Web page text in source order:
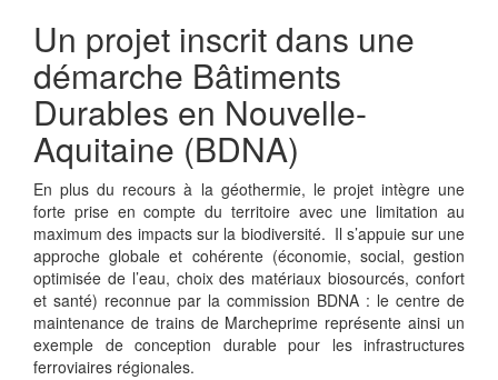
Un projet inscrit dans une
démarche Bâtiments
Durables en Nouvelle-
Aquitaine (BDNA)
En plus du recours à la géothermie, le projet intègre une
forte prise en compte du territoire avec une limitation au
maximum des impacts sur la biodiversité. Il s’appuie sur une
approche globale et cohérente (économie, social, gestion
optimisée de l’eau, choix des matériaux biosourcés, confort
et santé) reconnue par la commission BDNA : le centre de
maintenance de trains de Marcheprime représente ainsi un
exemple de conception durable pour les infrastructures
ferroviaires régionales.